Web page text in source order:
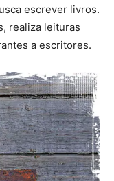
escrever livros.
realiza leituras
a escritores.